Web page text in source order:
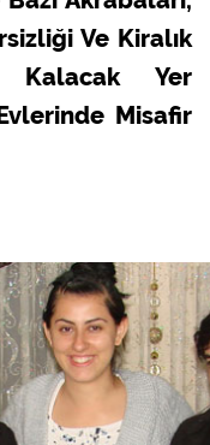
Ve Kiralık
Kalacak Yer
Misafir